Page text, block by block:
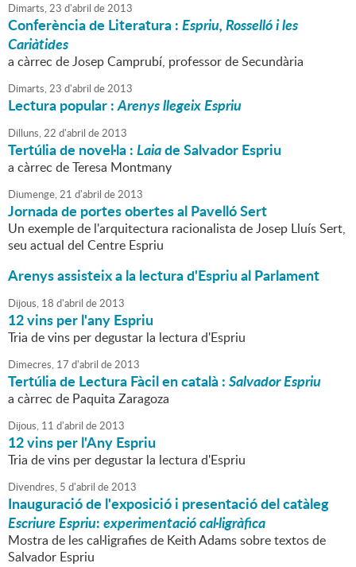
Dimarts,23 d'abril de2013
Conferència de Literatura :Espriu, Rosselló i les
Cariàtides
a càrrec de Josep Camprubí, professor de Secundària
Dimarts,23 d'abril de2013
Lectura popular :Arenys llegeix Espriu
Dilluns,22 d'abril de2013
Tertúlia de novel·la :Laiade Salvador Espriu
a càrrec de Teresa Montmany
Diumenge,21 d'abril de2013
Jornada de portes obertes al Pavelló Sert
Un exemple de l'arquitectura racionalista de Josep Lluís Sert,
seu actual del Centre Espriu
Arenys assisteix a la lectura d'Espriu al Parlament
Dijous, 18 d'abril de2013
12 vins per l'any Espriu
Tria de vins per degustar la lectura d'Espriu
Dimecres, 17 d'abril de2013
Tertúlia de Lectura Fàcil en català :Salvador Espriu
a càrrec de Paquita Zaragoza
Dijous, 11 d'abril de2013
12 vins per l'Any Espriu
Tria de vins per degustar la lectura d'Espriu
Divendres, 5 d'abril de2013
Inauguració de l'exposició i presentació del catàleg
Escriure Espriu:experimentació cal·ligràfica
Mostra de les cal·ligrafies de Keith Adams sobre textos de
Salvador Espriu